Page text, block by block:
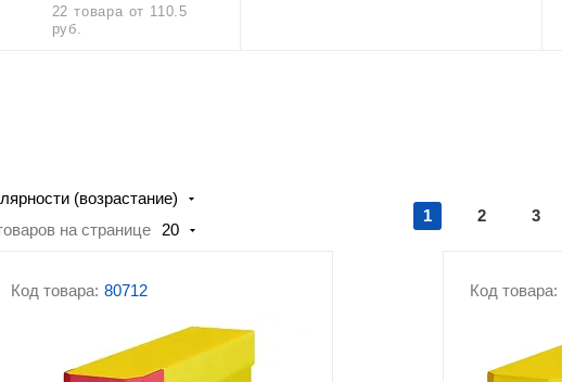
бетономесители
22 товара от 110.5
руб.
(возрастание)
на странице 20
1 2 3
Код товара: 80712 Код товара: